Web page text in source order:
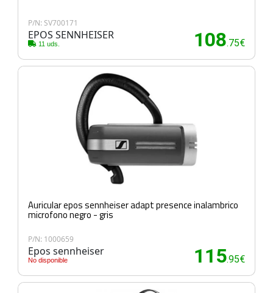
P/N: SV700171
EPOS SENNHEISER
11 uds. 108.75€
Auricular epos sennheiser adapt presence inalambrico
microfono negro - gris
P/N: 1000659
Epos sennheiser
No disponible 115.95€